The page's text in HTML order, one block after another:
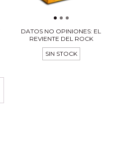
DATOS NO OPINIONES: EL
REVIENTE DEL ROCK
SIN STOCK